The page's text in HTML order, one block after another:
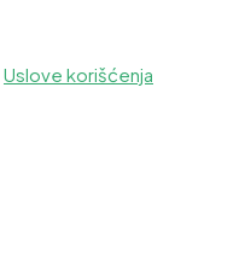
Uslove korišćenja